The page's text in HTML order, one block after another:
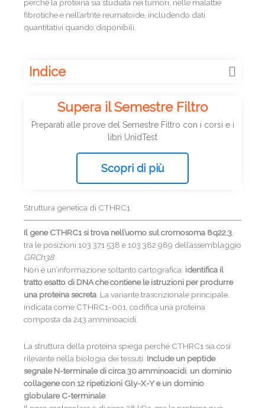
perché la proteina sia studiata nei tumori, nelle malattie
fibrotiche e nell’artrite reumatoide, includendo dati
quantitativi quando disponibili.
Indice
Supera il Semestre Filtro
Preparati alle prove del Semestre Filtro con i corsi e i
libri UnidTest
Scopri di più
Struttura genetica di CTHRC1
Il gene CTHRC1 si trova nell’uomo sulcromosoma 8q22.3,
tra le posizioni 103 371 538 e 103 382 989 dell’assemblaggio
GRCh38.
Non è un’informazione soltanto cartografica: identifica il
tratto esatto di DNA che contiene le istruzioni per produrre
una proteina secreta. La variante trascrizionale principale,
indicata come CTHRC1-001, codifica una proteina
composta da 243 amminoacidi.
La struttura della proteina spiega perché CTHRC1 sia così
rilevante nella biologia dei tessuti. Include un peptide
segnale N-terminale di circa 30 amminoacidi un dominio
collagenecon 12 ripetizioni Gly-X-Y e un dominio
globulare C-terminale.